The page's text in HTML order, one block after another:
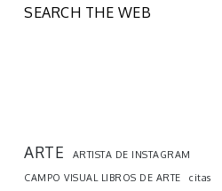
SEARCH THE WEB
ARTE
ARTISTA DE INSTAGRAM
CAMPO VISUAL LIBROS DE ARTE
citas